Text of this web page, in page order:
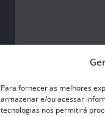
Para fornecer as melhores
armazenar e/ou acessar
tecnologias nos permitirá